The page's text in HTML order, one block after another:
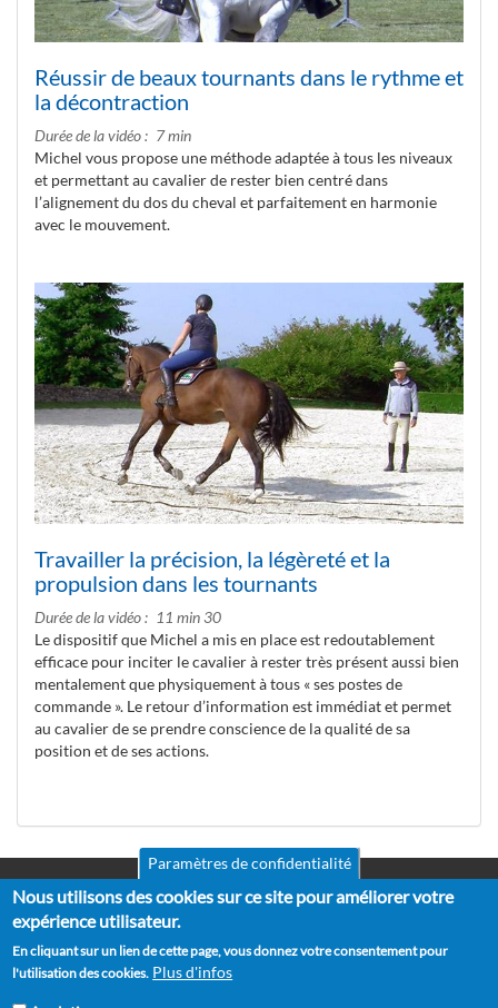
Réussir de beaux tournants dans le rythme et
la décontraction
Durée de la vidéo
7 min
Michel vous propose une méthode adaptée à tous les niveaux
et permettant au cavalier de rester bien centré dans
l’alignement du dos du cheval et parfaitement en harmonie
avec le mouvement.
Travailler la précision, la légèreté et la
propulsion dans les tournants
Durée de la vidéo
11 min 30
Le dispositif que Michel a mis en place est redoutablement
efficace pour inciter le cavalier à rester très présent aussi bien
mentalement que physiquement à tous « ses postes de
commande ». Le retour d’information est immédiat et permet
au cavalier de se prendre conscience de la qualité de sa
position et de ses actions.
Pied
de
page
Mentions légales
CGV
Politique de confidentialité
Politique de cookies
Paramètres de confidentialité
Nous utilisons des cookies sur ce site pour améliorer votre
expérience utilisateur.
En cliquant sur un lien de cette page, vous donnez votre consentement pour
l'utilisation des cookies. Plus d'infos